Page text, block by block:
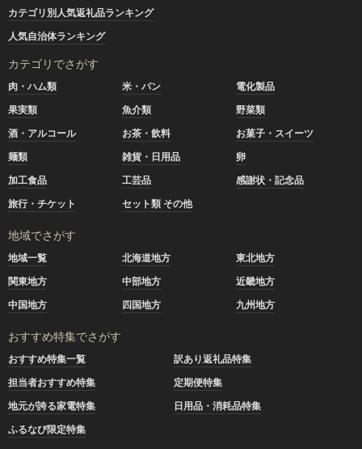
カテゴリ別人気返礼品ランキング
人気自治体ランキング
カテゴリでさがす
肉・ハム類 米・パン
電化製品
果実類
魚介類
野菜類
酒・アルコール
お茶・飲料
お菓子・スイーツ
麺類
雑貨・日用品
卵
加工食品
工芸品
感謝状・記念品
旅行・チケット
セット類 その他
地域でさがす
地域一覧 北海道地方
東北地方
関東地方
中部地方
近畿地方
中国地方
四国地方 九州地方
おすすめ特集でさがす
おすすめ特集一覧
訳あり返礼品特集
担当者おすすめ特集
定期便特集
地元が誇る家電特集
日用品・消耗品特集
ふるなび限定特集